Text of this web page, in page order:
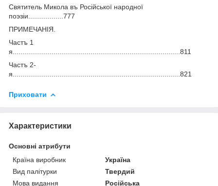
Святитель Микола въ Російської народної
поэзіи..................777
ПРИМЕЧАНІЯ.
Частъ 1
я......................................................................................811
Частъ 2-
я......................................................................................821
Приховати
Характеристики
Основні атрибути
Країна виробник
Україна
Вид палітурки
Твердий
Мова видання
Російська